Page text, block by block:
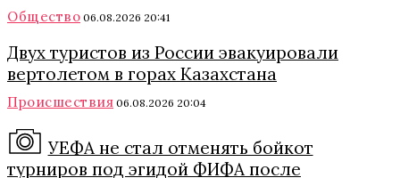
Общество 06.08.2026 20:41
Двух туристов из России эвакуировали
вертолетом в горах Казахстана
Происшествия 06.08.2026 20:04
УЕФА не стал отменять бойкот
турниров под эгидой ФИФА после